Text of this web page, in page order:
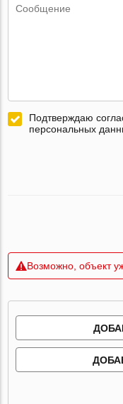
Подтверждаю
персональных
Возможно, объект